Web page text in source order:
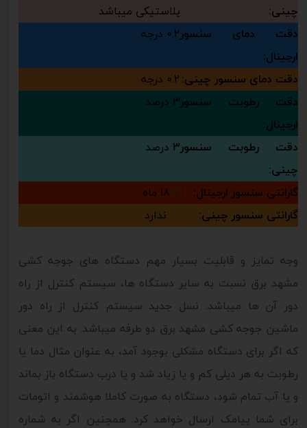
چینی:
پلاستیکی میباشد
دقت دمای سنسور
ارجینال:
0.2 درجه
دقت دمای سنسور چینی:0.2 درجه
دقت رطوبت سنسور
ارجینال:
3 درصد
دقت رطوبت سنسور
چینی:
3 درصد
گارانتی سنسور ارجینال:
18 ماه
گارانتی سنسور چینی:
ندارد
وجه تمایز و قابلیت بسیار مهم دستگاه های جوجه کشی
مشهد برق نسبت به سایر دستگاه ها، سیستم کنترل از راه
دور آن ها میباشد. نسل جدید سیستم کنترل از راه دور
ماشین جوجه کشی مشهد برق دو طرفه میباشد. به این معنی
که اگر برای دستگاه مشکلی بوجود آمد، به عنوان مثال دما یا
رطوبت به هر دیلی کم و یا زیاد شد و یا درب دستگاه باز بماند
و یا آب تمام شود، دستگاه به صورت کاملا هوشمند و اتومات
برای شما پیامک ارسال خواهد کرد. همچنین اگر به شماره